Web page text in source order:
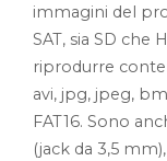
immagini del
SAT, sia SD che
riprodurre
avi, jpg, jpeg,
FAT16. Sono
(jack da 3,5